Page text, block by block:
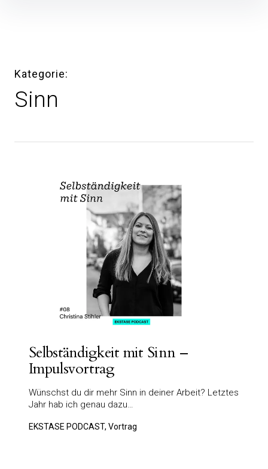
Kategorie
Sinn
Selbständigkeit mit Sinn –
Impulsvortrag
Wünschst du dir mehr Sinn in deiner Arbeit? Letztes
Jahr hab ich genau dazu…
EKSTASE PODCAST, Vortrag